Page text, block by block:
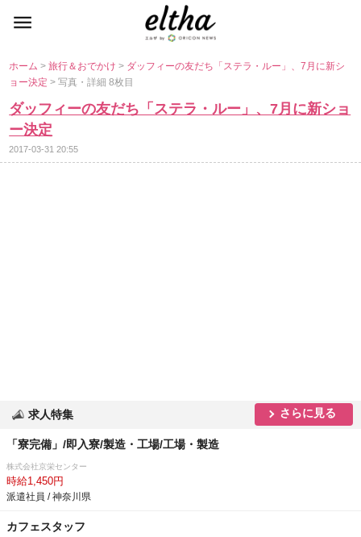
ホーム>旅行＆おでかけ> ダッフィーの友だち「ステラ・ルー」、7月に新シ
ョー決定> 写真・詳細 8枚目
ダッフィーの友だち「ステラ・ルー」、7月に新ショ
ー決定
2017-03-31 20:55
求人特集 さらに見る
「寮完備」/即入寮/製造・工場/工場・製造
株式会社京栄センター
時給1,450円
派遣社員 / 神奈川県
カフェスタッフ